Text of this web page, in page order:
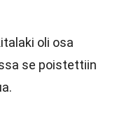
oli osa
se poistettiin